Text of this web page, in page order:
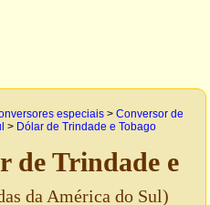
especiais > Conversor de
> Dólar de Trindade e Tobago
de Trindade e
da América do Sul)